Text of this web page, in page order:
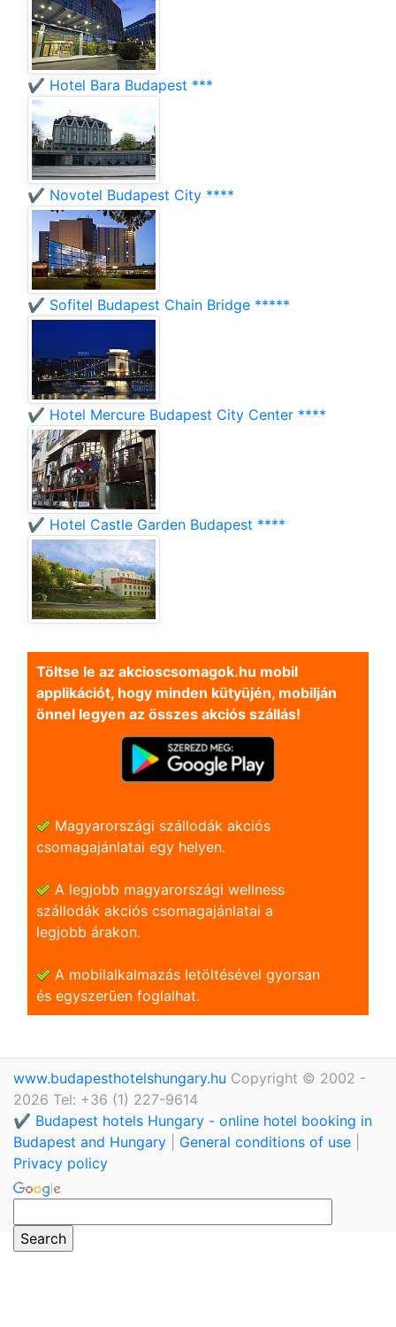
✔️ Hotel Bara Budapest ***
✔️ Novotel Budapest City ****
✔️ Sofitel Budapest Chain Bridge *****
✔️ Hotel Mercure Budapest City Center ****
✔️ Hotel Castle Garden Budapest ****
Töltse le az akcioscsomagok.hu mobil
applikációt, hogy minden kütyüjén, mobilján
önnel legyen az összes akciós szállás!
Magyarországi szállodák akciós
csomagajánlatai egy helyen.
A legjobb magyarországi wellness
szállodák akciós csomagajánlatai a
legjobb árakon.
A mobilalkalmazás letöltésével gyorsan
és egyszerũen foglalhat.
www.budapesthotelshungary.hu Copyright © 2002 -
2026 Tel: +36 (1) 227-9614
✔️ Budapest hotels Hungary - online hotel booking in
Budapest and Hungary
General conditions of use
Privacy policy